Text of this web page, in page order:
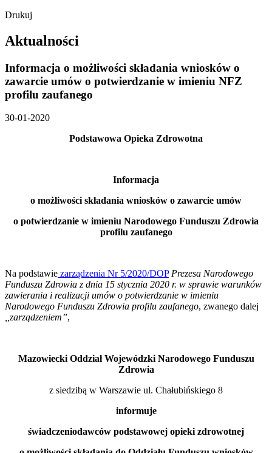
Drukuj
Aktualności
Informacja o możliwości składania wniosków o
zawarcie umów o potwierdzanie w imieniu NFZ
profilu zaufanego
30-01-2020
Podstawowa Opieka Zdrowotna
Informacja
o możliwości składania wniosków o zawarcie umów
o potwierdzanie w imieniu Narodowego Funduszu Zdrowia
profilu zaufanego
Na podstawie zarządzenia Nr 5/2020/DOP Prezesa Narodowego
Funduszu Zdrowia z dnia 15 stycznia 2020 r. w sprawie warunków
zawierania i realizacji umów o potwierdzanie w imieniu
Narodowego Funduszu Zdrowia profilu zaufanego, zwanego dalej
,,zarządzeniem”,
Mazowiecki Oddział Wojewódzki Narodowego Funduszu
Zdrowia
z siedzibą w Warszawie ul. Chałubińskiego 8
informuje
świadczeniodawców podstawowej opieki zdrowotnej